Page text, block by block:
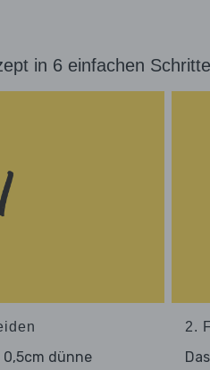
in 6 einfachen
0,5cm dünne
2.
Das